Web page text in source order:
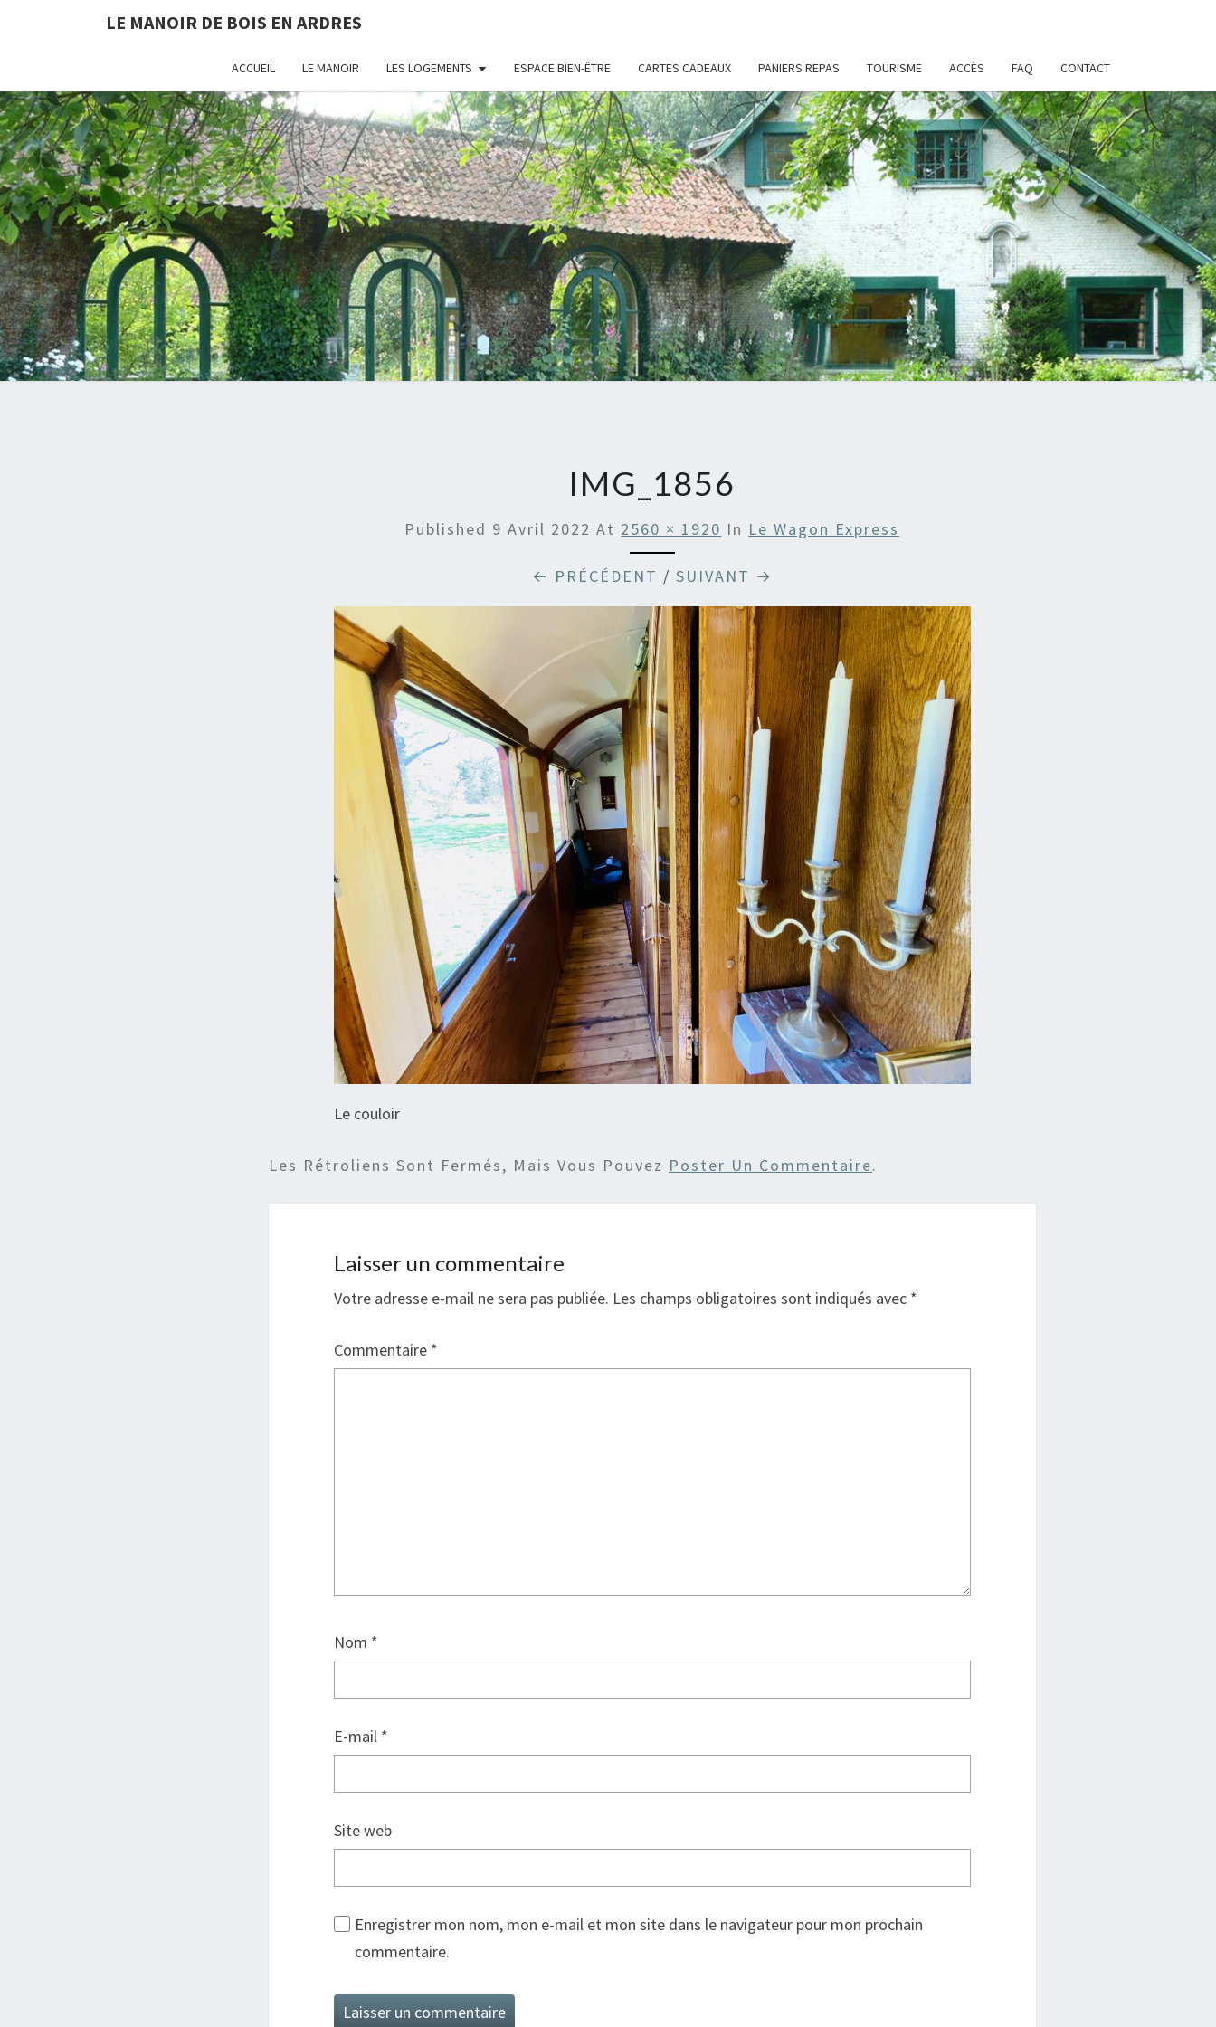
LE MANOIR DE BOIS EN ARDRES
ACCUEIL LE MANOIR LES LOGEMENTS ESPACE BIEN-ÊTRE CARTES CADEAUX PANIERS REPAS TOURISME ACCÈS FAQ CONTACT
LE
MANOIR
EN
ARDRES
Chambres
D'hôtes
Et Gîtes
À Bois-
En-
Ardres
IMG_1856
Published 9 Avril 2022 At 2560 × 1920 In Le Wagon Express
← PRÉCÉDENT / SUIVANT →
Le couloir
Les Rétroliens Sont Fermés, Mais Vous Pouvez Poster Un Commentaire.
Laisser un commentaire
Votre adresse e-mail ne sera pas publiée. Les champs obligatoires sont indiqués avec *
Commentaire *
Nom *
E-mail *
Site web
Enregistrer mon nom, mon e-mail et mon site dans le navigateur pour mon prochain
commentaire.